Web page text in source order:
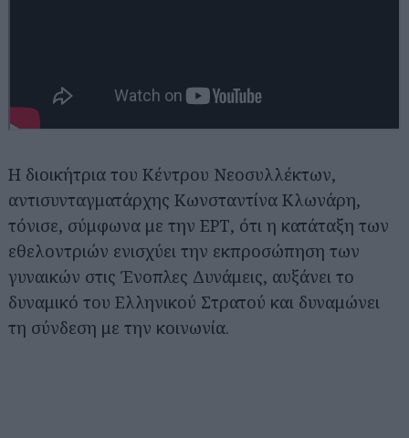
Η διοικήτρια του Κέντρου Νεοσυλλέκτων,
αντισυνταγματάρχης Κωνσταντίνα Κλωνάρη,
τόνισε, σύμφωνα με την ΕΡΤ, ότι η κατάταξη των
εθελοντριών ενισχύει την εκπροσώπηση των
γυναικών στις Ένοπλες Δυνάμεις, αυξάνει το
δυναμικό του Ελληνικού Στρατού και δυναμώνει
τη σύνδεση με την κοινωνία.